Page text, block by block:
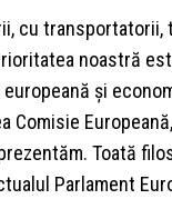
cu
noastră
şi
Comisie
Toată
Parlament